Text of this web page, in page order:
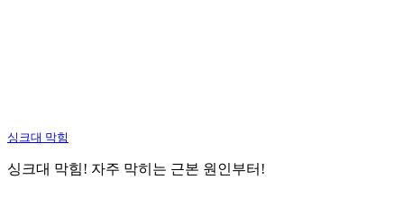
싱크대 막힘
싱크대 막힘! 자주 막히는 근본 원인부터!